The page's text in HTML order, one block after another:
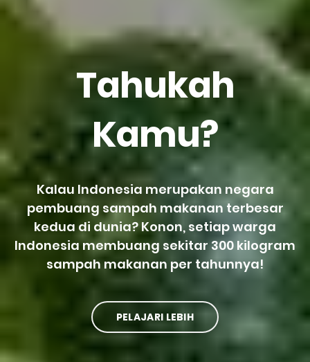
Tahukah
Kamu?
Kalau Indonesia merupakan negara
pembuang sampah makanan terbesar
kedua di dunia? Konon, setiap warga
Indonesia membuang sekitar 300 kilogram
sampah makanan per tahunnya!
PELAJARI LEBIH